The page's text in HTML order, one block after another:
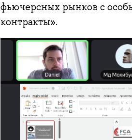
фьючерсных рынков с
контракты».